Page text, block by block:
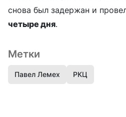
снова был задержан и
четыре дня.
Метки
Павел Лемех РКЦ